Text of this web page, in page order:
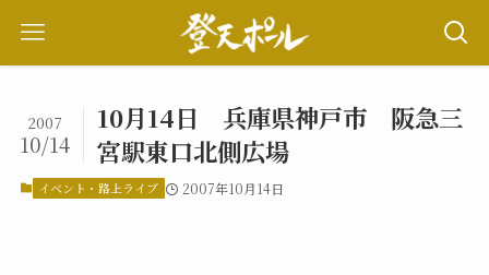
10月14日 兵庫県神戸市 阪急三
宮駅東口北側広場
2007
10/14
イベント・路上ライブ 2007年10月14日